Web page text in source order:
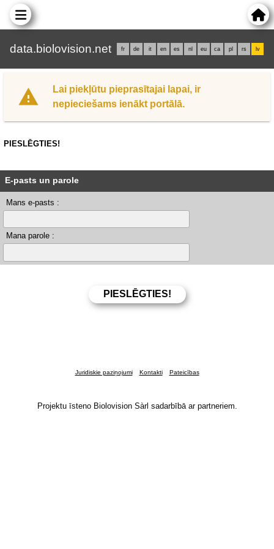
data.biolovision.net fr de it en es nl eu ca pl rs lv
Lai piekļūtu pieprasītajai lapai, ir
nepieciešams ienākt portālā.
PIESLĒGTIES!
E-pasts un parole
Mans e-pasts :
Mana parole :
Juridiskie paziņojumi Kontakti Pateicības
Projektu īsteno Biolovision Sàrl sadarbībā ar partneriem.